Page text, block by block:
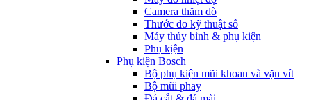
Camera thăm dò
Thước đo kỹ thuật số
Máy thủy bình & phụ kiện
Phụ kịện
Phụ kiện Bosch
Bộ phụ kiện mũi khoan và vặn vít
Bộ mũi phay